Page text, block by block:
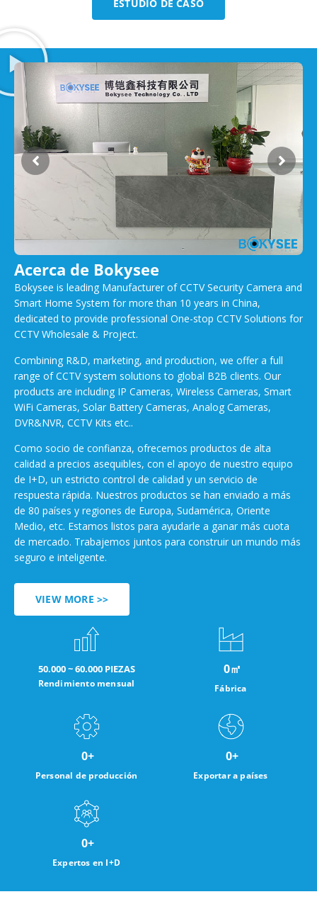
ESTUDIO DE CASO
Acerca de Bokysee
Bokysee is leading Manufacturer of CCTV Security Camera and
Smart Home System for more than 10 years in China,
dedicated to provide professional One-stop CCTV Solutions for
CCTV Wholesale & Project.
Combining R&D, marketing, and production, we offer a full
range of CCTV system solutions to global B2B clients. Our
products are including IP Cameras, Wireless Cameras, Smart
WiFi Cameras, Solar Battery Cameras, Analog Cameras,
DVR&NVR, CCTV Kits etc..
Como socio de confianza, ofrecemos productos de alta
calidad a precios asequibles, con el apoyo de nuestro equipo
de I+D, un estricto control de calidad y un servicio de
respuesta rápida. Nuestros productos se han enviado a más
de 80 países y regiones de Europa, Sudamérica, Oriente
Medio, etc. Estamos listos para ayudarle a ganar más cuota
de mercado. Trabajemos juntos para construir un mundo más
seguro e inteligente.
VIEW MORE >>
50.000 ~ 60.000 PIEZAS
Rendimiento mensual Fábrica
0㎡
Personal de producción
0+
Exportar a países
0+
Expertos en I+D
0+